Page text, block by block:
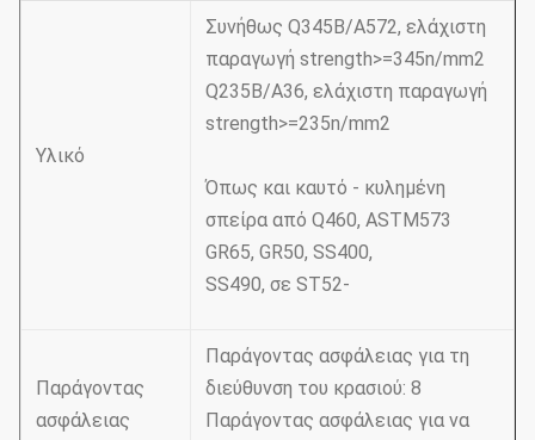
Υλικό
Συνήθως Q345B/A572, ελάχιστη
παραγωγή strength>=345n/mm2
Q235B/A36, ελάχιστη παραγωγή
strength>=235n/mm2
Όπως και καυτό - κυλημένη
σπείρα από Q460, ASTM573
GR65, GR50, SS400,
SS490, σε ST52-
Παράγοντας
ασφάλειας
Παράγοντας ασφάλειας για τη
διεύθυνση του κρασιού: 8
Παράγοντας ασφάλειας για να